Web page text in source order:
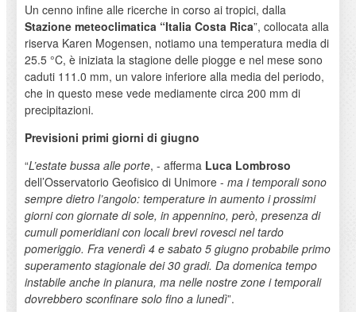
Un cenno infine alle ricerche in corso ai tropici, dalla
Stazione meteoclimatica “Italia Costa Rica”, collocata alla
riserva Karen Mogensen, notiamo una temperatura media di
25.5 °C, è iniziata la stagione delle piogge e nel mese sono
caduti 111.0 mm, un valore inferiore alla media del periodo,
che in questo mese vede mediamente circa 200 mm di
precipitazioni.
Previsioni primi giorni di giugno
“L’estate bussa alle porte, - afferma Luca Lombroso
dell’Osservatorio Geofisico di Unimore - ma i temporali sono
sempre dietro l’angolo: temperature in aumento i prossimi
giorni con giornate di sole, in appennino, però, presenza di
cumuli pomeridiani con locali brevi rovesci nel tardo
pomeriggio. Fra venerdì 4 e sabato 5 giugno probabile primo
superamento stagionale dei 30 gradi. Da domenica tempo
instabile anche in pianura, ma nelle nostre zone i temporali
dovrebbero sconfinare solo fino a lunedì”.